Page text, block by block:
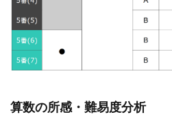
算数の所感・難易度分析